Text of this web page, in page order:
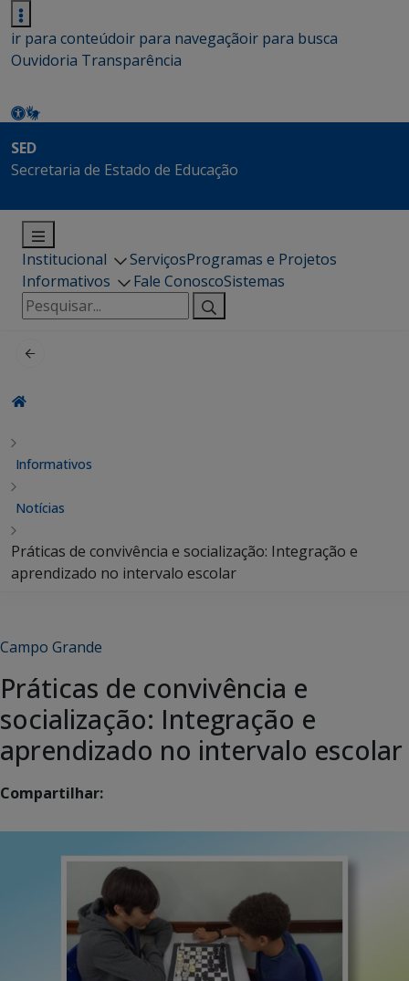
ir para conteúdoir para navegaçãoir para busca
Ouvidoria Transparência
SED
Secretaria de Estado de Educação
Institucional ServiçosProgramas e Projetos
Informativos
Fale ConoscoSistemas
Pesquisar
por:
Informativos
Notícias
Práticas de convivência e socialização: Integração e
aprendizado no intervalo escolar
Campo Grande
Práticas de convivência e
socialização: Integração e
aprendizado no intervalo escolar
Compartilhar: